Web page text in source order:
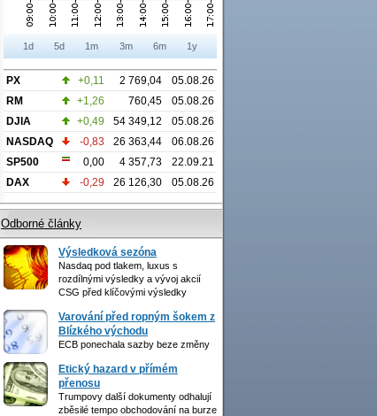
1d 5d 1m 3m 6m 1y
PX +0,11 2 769,04
05.08.26
RM
+1,26 760,45
05.08.26
DJIA
+0,49 54 349,12
05.08.26
NASDAQ
-0,83 26 363,44
06.08.26
SP500
0,00 4 357,73
22.09.21
DAX
-0,29 26 126,30 05.08.26
Odborné články
Výsledková sezóna
Nasdaq pod tlakem, luxus s
rozdílnými výsledky a vývoj akcií
CSG před klíčovými výsledky
Varování před ropným šokem z
Blízkého východu
ECB ponechala sazby beze změny
Etický hazard v přímém
přenosu
Trumpovy další dokumenty odhalují
zběsilé tempo obchodování na burze